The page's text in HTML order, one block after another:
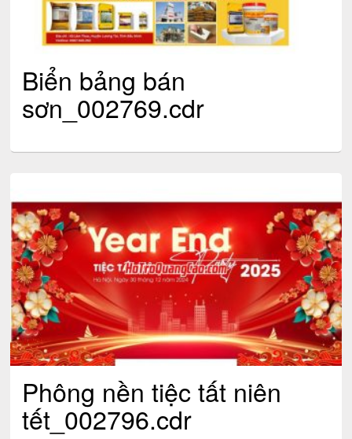
Biển bảng bán
sơn_002769.cdr
Phông nền tiệc tất niên
tết_002796.cdr